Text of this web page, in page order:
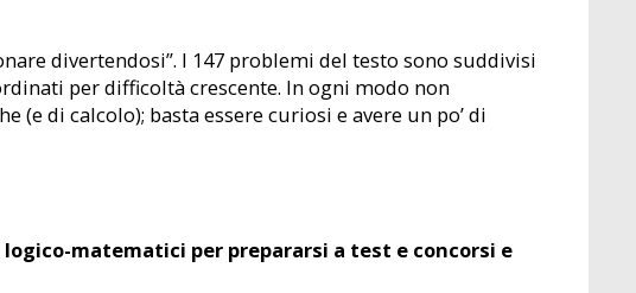
divertendosi”. I 147 problemi del testo sono suddivisi
per difficoltà crescente. In ogni modo non
(e di calcolo); basta essere curiosi e avere un po’ di
matematici per prepararsi a test e concorsi e